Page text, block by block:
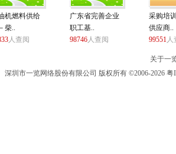
机燃料供给
柴..
人查阅
广东省完善企业
职工基..
98746人查阅
采购培
供应商..
99551人
关于一
深圳市一览网络股份有限公司 版权所有 ©2006-2026